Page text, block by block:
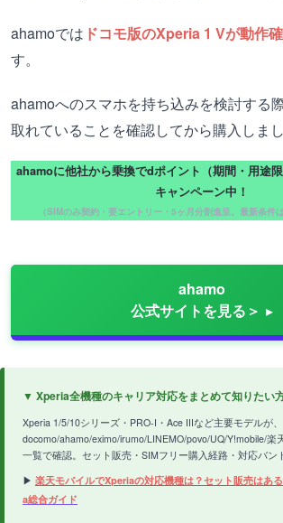
ahamoでは ドコモ版のXperia 1 Vが動作
す。
ahamoへのスマホを持ち込みを検討する
取れていることを確認してから購入しまし
ahamoに他社から乗換でdポイント（期間・用途
キャンペーン中！
（SIMのみ契約・要エントリー・5ヶ月分割進呈。最新条件
ahamo
公式サイトを見る＞
▼ Xperia全機種のキャリア対応をまとめて知りたい
Xperia 1/5/10シリーズ・PRO-I・Ace IIIなど主要モデルが、
docomo/ahamo/eximo/irumo/LINEMO/povo/UQ/Y!mobile/楽
一覧で確認。セット販売・SIMフリー購入経路・対応バン
▶ 楽天モバイルでXperiaの対応機種は？セット販売はあ
a総合ガイド